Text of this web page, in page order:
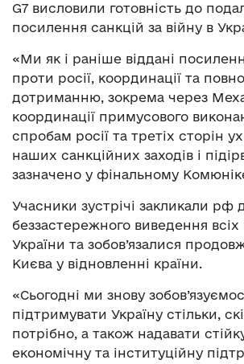
G7 висловили готовність до
посилення санкцій за війну в
«Ми як і раніше віддані
проти росії, координації та
дотриманню, зокрема через
координації примусового
спробам росії та третіх сторін
наших санкційних заходів і
зазначено у фінальному
Учасники зустрічі закликали рф
беззастережного виведення всіх
України та зобов’язалися
Києва у відновленні країни.
«Сьогодні ми знову
підтримувати Україну стільки,
потрібно, а також надавати
економічну та інституційну